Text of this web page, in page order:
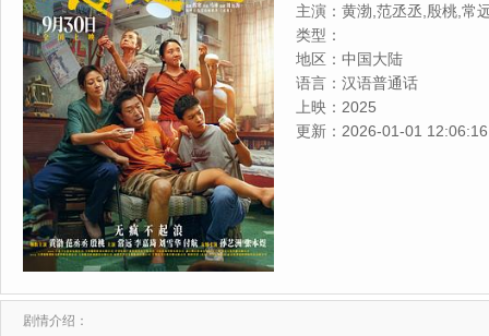
主演： 黄渤,范丞丞,殷桃,常
煜,易小星,小爱,邓恩熙,李治
类型：
地区： 中国大陆
语言： 汉语普通话
上映： 2025
更新： 2026-01-01 12:06:16
剧情介绍：